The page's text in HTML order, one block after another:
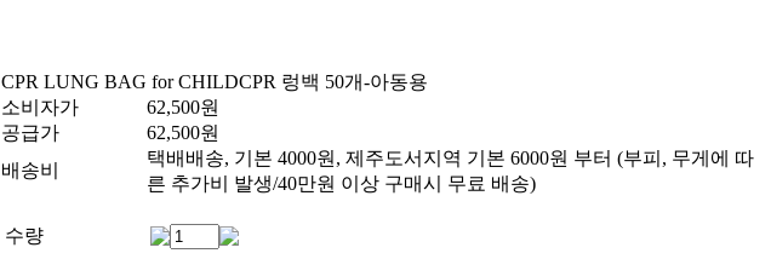
CPR LUNG BAG for CHILDCPR 렁백 50개-아동용
소비자가
62,500원
공급가
62,500원
배송비
택배배송, 기본 4000원, 제주도서지역 기본 6000원 부터 (부피, 무게에 따
른 추가비 발생/40만원 이상 구매시 무료 배송)
수량